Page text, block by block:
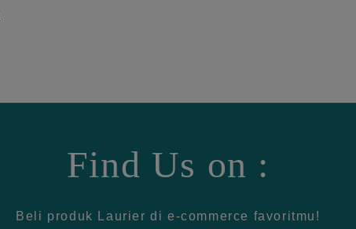
Find Us on :
Beli produk Laurier di e-commerce favoritmu!